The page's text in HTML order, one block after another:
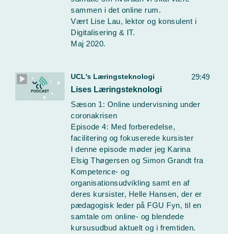
sammen i det online rum.
Vært Lise Lau, lektor og konsulent i
Digitalisering & IT.
Maj 2020.
29:49
UCL's Læringsteknologi
Lises Læringsteknologi
Sæson 1: Online undervisning under
coronakrisen
Episode 4: Med forberedelse,
facilitering og fokuserede kursister
I denne episode møder jeg Karina
Elsig Thøgersen og Simon Grandt fra
Kompetence- og
organisationsudvikling samt en af
deres kursister, Helle Hansen, der er
pædagogisk leder på FGU Fyn, til en
samtale om online- og blendede
kursusudbud aktuelt og i fremtiden.